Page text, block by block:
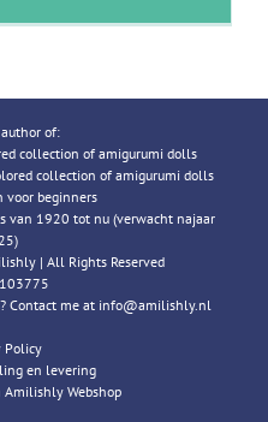
of:
collection of amigurumi dolls
collection of amigurumi dolls
voor beginners
van 1920 tot nu (verwacht najaar
| All Rights Reserved
Contact me at info@amilishly.nl
Policy
en levering
Amilishly Webshop